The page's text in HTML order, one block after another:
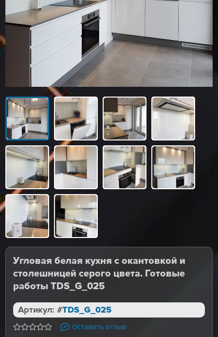
Угловая белая кухня с окантовкой и
столешницей серого цвета. Готовые
работы TDS_G_025
Артикул: #TDS_G_025
Оставить отзыв